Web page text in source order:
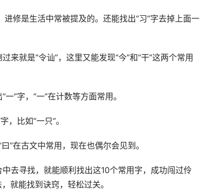
进修是生活中常被提及的。还能找出“习”字去掉上面一
来就是“令讪”，这里又能发现“今”和“干”这两个常用
一”字，“一”在计数等方面常用。
，比如“一只”。
”在古文中常用，现在也偶尔会见到。
去寻找，就能顺利找出这10个常用字，成功闯过伶
就能找到诀窍，轻松过关。